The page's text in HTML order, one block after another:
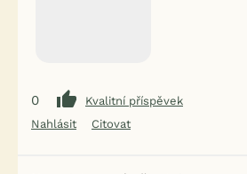
0
Kvalitní příspěvek
Nahlásit
Citovat